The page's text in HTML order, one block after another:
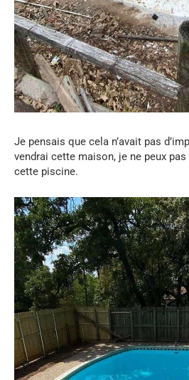
Je pensais que cela n’avait pas
vendrai cette maison, je ne peux
cette piscine.